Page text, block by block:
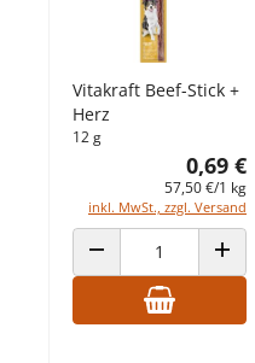
Vitakraft Beef-Stick +
Herz
12 g
0,69 €
57,50 €/1 kg
inkl. MwSt., zzgl. Versand
ANZAHL VERRINGERN